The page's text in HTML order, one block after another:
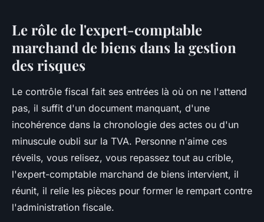
Le rôle de l'expert-comptable
marchand de biens dans la gestion
des risques
Le contrôle fiscal fait ses entrées là où on ne l'attend
pas, il suffit d'un document manquant, d'une
incohérence dans la chronologie des actes ou d'un
minuscule oubli sur la TVA. Personne n'aime ces
réveils, vous relisez, vous repassez tout au crible,
l'expert-comptable marchand de biens intervient, il
réunit, il relie les pièces pour former le rempart contre
l'administration fiscale.